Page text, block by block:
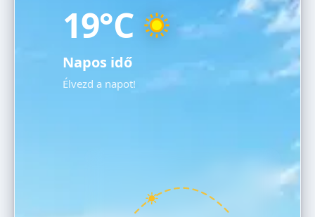
19°C
Napos idő
Élvezd a napot!